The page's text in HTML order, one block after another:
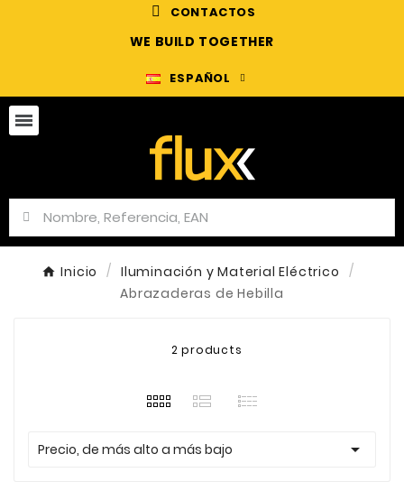
CONTACTOS
WE BUILD TOGETHER
ESPAÑOL
Inicio
Iluminación y Material Eléctrico
Abrazaderas de Hebilla
2 products
Precio, de más alto a más bajo 